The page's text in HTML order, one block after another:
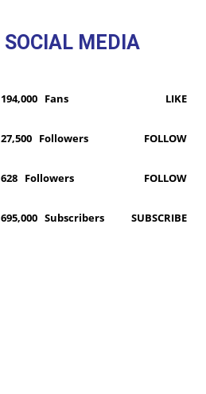
SOCIAL MEDIA
194,000 Fans LIKE
27,500 Followers FOLLOW
628 Followers FOLLOW
695,000 Subscribers SUBSCRIBE